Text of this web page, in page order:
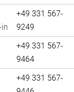
+49 331 567-
9249
+49 331 567-
9464
+49 331 567-